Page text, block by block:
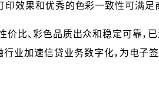
效果和优秀的色彩一致性可满足
彩色品质出众和稳定可靠，已遍
业加速信贷业务数字化，为电子